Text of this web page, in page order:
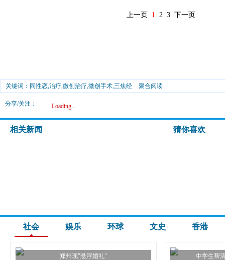
上一页 1 2 3 下一页
关键词：同性恋,治疗,微创治疗,微创手术,三焦经 聚合阅读
分享/关注： Loading...
相关新闻 猜你喜欢
社会 娱乐 环球 文史 香港
郑州现"悬浮婚礼" 中学生帮